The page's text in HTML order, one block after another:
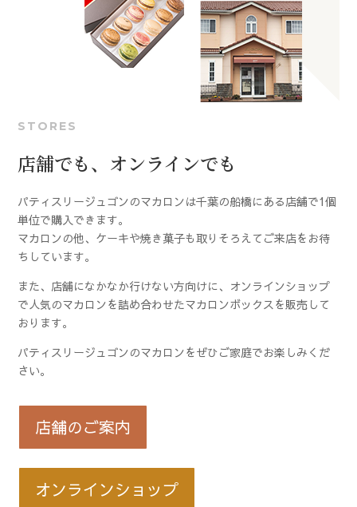
STORES
店舗でも、オンラインでも
パティスリージュゴンのマカロンは千葉の船橋にある店舗で1個
単位で購入できます。
マカロンの他、ケーキや焼き菓子も取りそろえてご来店をお待
ちしています。
また、店舗になかなか行けない方向けに、オンラインショップ
で人気のマカロンを詰め合わせたマカロンボックスを販売して
おります。
パティスリージュゴンのマカロンをぜひご家庭でお楽しみくだ
さい。
店舗のご案内
オンラインショップ